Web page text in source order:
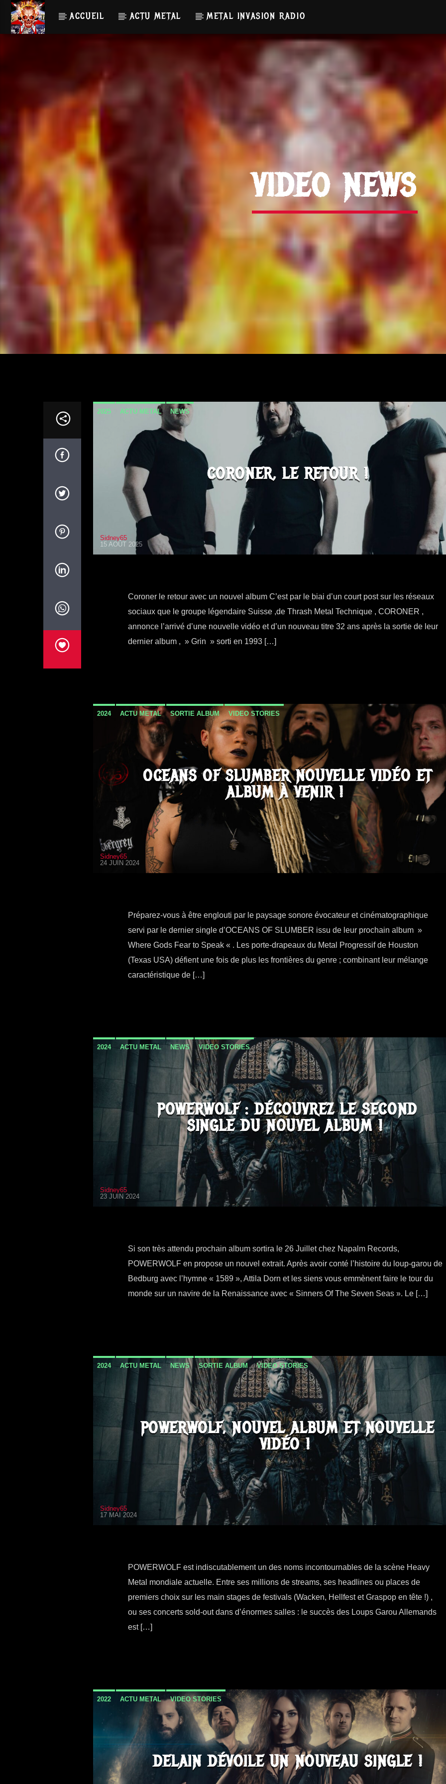
ACCUEIL ACTU METAL METAL INVASION RADIO
VIDEO NEWS
2025 ACTU METAL NEWS
CORONER, LE RETOUR !
Sidney65
15 AOÛT 2025
Coroner le retour avec un nouvel album C’est par le biai d’un court post sur les réseaux
sociaux que le groupe légendaire Suisse ,de Thrash Metal Technique , CORONER ,
annonce l’arrivé d’une nouvelle vidéo et d’un nouveau titre 32 ans après la sortie de leur
dernier album , » Grin » sorti en 1993 […]
2024 ACTU METAL SORTIE ALBUM VIDEO STORIES
OCEANS OF SLUMBER NOUVELLE VIDÉO ET
ALBUM À VENIR !
Sidney65
24 JUIN 2024
Préparez-vous à être englouti par le paysage sonore évocateur et cinématographique
servi par le dernier single d’OCEANS OF SLUMBER issu de leur prochain album »
Where Gods Fear to Speak « . Les porte-drapeaux du Metal Progressif de Houston
(Texas USA) défient une fois de plus les frontières du genre ; combinant leur mélange
caractéristique de […]
2024 ACTU METAL NEWS VIDEO STORIES
POWERWOLF : DÉCOUVREZ LE SECOND
SINGLE DU NOUVEL ALBUM !
Sidney65
23 JUIN 2024
Si son très attendu prochain album sortira le 26 Juillet chez Napalm Records,
POWERWOLF en propose un nouvel extrait. Après avoir conté l’histoire du loup-garou de
Bedburg avec l’hymne « 1589 », Attila Dorn et les siens vous emmènent faire le tour du
monde sur un navire de la Renaissance avec « Sinners Of The Seven Seas ». Le […]
2024 ACTU METAL NEWS SORTIE ALBUM VIDEO STORIES
POWERWOLF, NOUVEL ALBUM ET NOUVELLE
VIDÉO !
Sidney65
17 MAI 2024
POWERWOLF est indiscutablement un des noms incontournables de la scène Heavy
Metal mondiale actuelle. Entre ses millions de streams, ses headlines ou places de
premiers choix sur les main stages de festivals (Wacken, Hellfest et Graspop en tête !) ,
ou ses concerts sold-out dans d’énormes salles : le succès des Loups Garou Allemands
est […]
2022 ACTU METAL VIDEO STORIES
DELAIN DÉVOILE UN NOUVEAU SINGLE !